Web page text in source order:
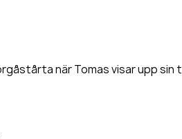
när Tomas visar upp sin